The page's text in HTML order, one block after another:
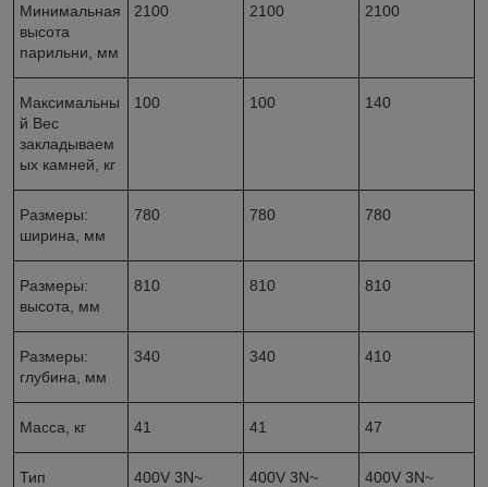
Минимальная
высота
парильни, мм
2100 2100 2100
Максимальны
й Вес
закладываем
ых камней, кг
100 100 140
Размеры:
ширина, мм
780 780 780
Размеры:
высота, мм
810 810 810
Размеры:
глубина, мм
340 340 410
Масса, кг 41 41 47
Тип
400V 3N~ 400V 3N~ 400V 3N~